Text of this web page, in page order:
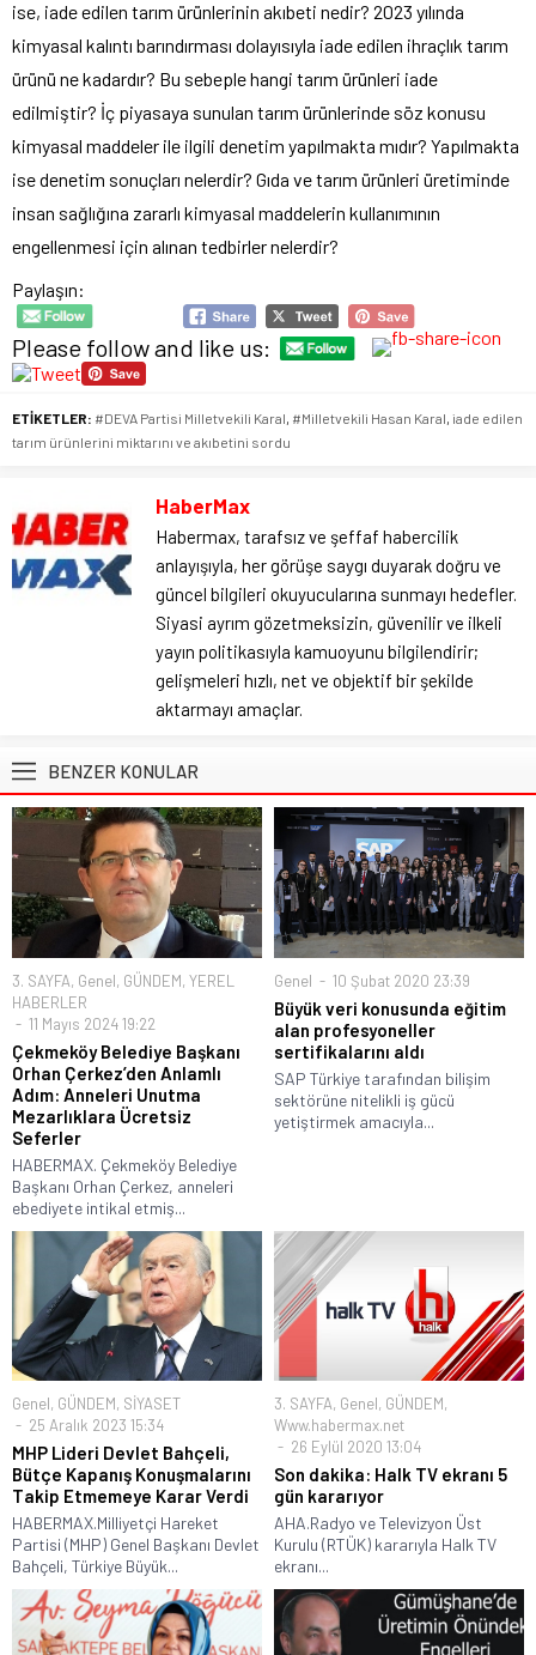
ise, iade edilen tarım ürünlerinin akıbeti nedir? 2023 yılında
kimyasal kalıntı barındırması dolayısıyla iade edilen ihraçlık tarım
ürünü ne kadardır? Bu sebeple hangi tarım ürünleri iade
edilmiştir? İç piyasaya sunulan tarım ürünlerinde söz konusu
kimyasal maddeler ile ilgili denetim yapılmakta mıdır? Yapılmakta
ise denetim sonuçları nelerdir? Gıda ve tarım ürünleri üretiminde
insan sağlığına zararlı kimyasal maddelerin kullanımının
engellenmesi için alınan tedbirler nelerdir?
Paylaşın:
Please follow and like us:
ETİKETLER: #DEVA Partisi Milletvekili Karal, #Milletvekili Hasan Karal, iade edilen
tarım ürünlerini miktarını ve akıbetini sordu
HaberMax
Habermax, tarafsız ve şeffaf habercilik
anlayışıyla, her görüşe saygı duyarak doğru ve
güncel bilgileri okuyucularına sunmayı hedefler.
Siyasi ayrım gözetmeksizin, güvenilir ve ilkeli
yayın politikasıyla kamuoyunu bilgilendirir;
gelişmeleri hızlı, net ve objektif bir şekilde
aktarmayı amaçlar.
BENZER KONULAR
3. SAYFA, Genel, GÜNDEM, YEREL
HABERLER
11 Mayıs 2024 19:22
Çekmeköy Belediye Başkanı
Orhan Çerkez’den Anlamlı
Adım: Anneleri Unutma
Mezarlıklara Ücretsiz
Seferler
HABERMAX. Çekmeköy Belediye
Başkanı Orhan Çerkez, anneleri
ebediyete intikal etmiş...
Genel 10 Şubat 2020 23:39
Büyük veri konusunda eğitim
alan profesyoneller
sertifikalarını aldı
SAP Türkiye tarafından bilişim
sektörüne nitelikli iş gücü
yetiştirmek amacıyla...
Genel, GÜNDEM, SİYASET
25 Aralık 2023 15:34
MHP Lideri Devlet Bahçeli,
Bütçe Kapanış Konuşmalarını
Takip Etmemeye Karar Verdi
HABERMAX.Milliyetçi Hareket
Partisi (MHP) Genel Başkanı Devlet
Bahçeli, Türkiye Büyük...
3. SAYFA, Genel, GÜNDEM,
Www.habermax.net
26 Eylül 2020 13:04
Son dakika: Halk TV ekranı 5
gün kararıyor
AHA.Radyo ve Televizyon Üst
Kurulu (RTÜK) kararıyla Halk TV
ekranı...